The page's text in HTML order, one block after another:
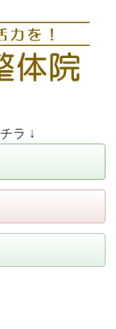
ラ ↓